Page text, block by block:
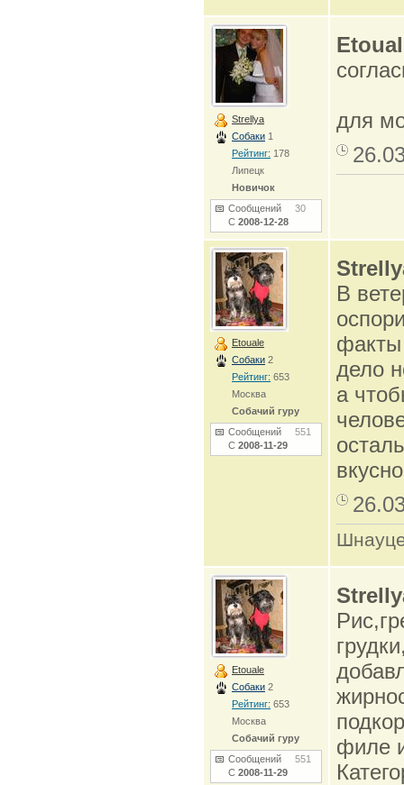
Strellya
Собаки 1
Рейтинг: 178
Липецк
Новичок
Сообщений 30
С 2008-12-28
для
Etouale
Собаки 2
Рейтинг: 653
Москва
Собачий гуру
Сообщений 551
С 2008-11-29
В
факты
дело
а
Etouale
Собаки 2
Рейтинг: 653
Москва
Собачий гуру
Сообщений 551
С 2008-11-29
филе